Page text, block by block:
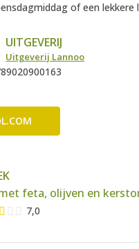
of een lekkere
UITGEVERIJ
Uitgeverij Lannoo
feta, olijven en
7,0